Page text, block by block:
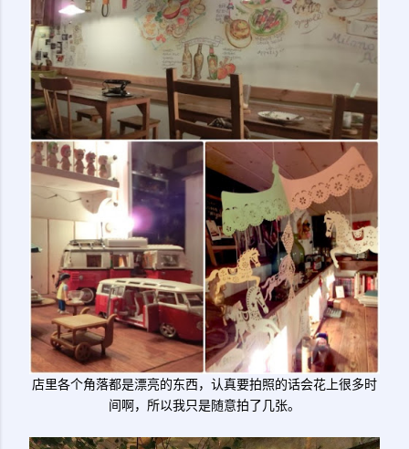
店里各个角落都是漂亮的东西，认真要拍照的话会花上很多时
间啊，所以我只是随意拍了几张。